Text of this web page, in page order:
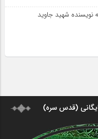
نویسنده شهید جاوید
(قدس سره)